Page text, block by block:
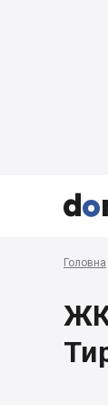
Головна
ЖК